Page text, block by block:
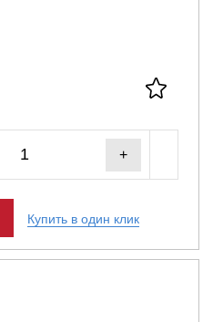
+
Купить в один клик